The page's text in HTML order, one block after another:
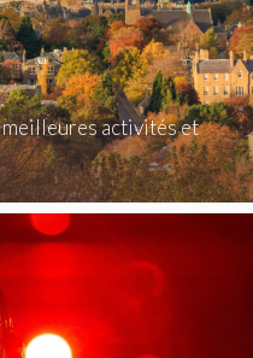
meilleures activités et